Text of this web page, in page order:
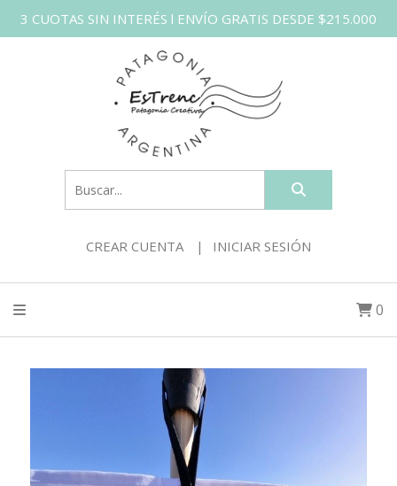
3 CUOTAS SIN INTERÉS l ENVÍO GRATIS DESDE $215.000
CREAR CUENTA INICIAR SESIÓN
0